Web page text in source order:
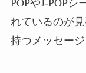
POPやJ-POP
れているのが
持つメッセー